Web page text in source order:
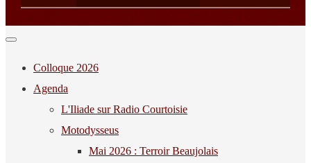
Colloque 2026
Agenda
L'Iliade sur Radio Courtoisie
Motodysseus
Mai 2026 : Terroir Beaujolais